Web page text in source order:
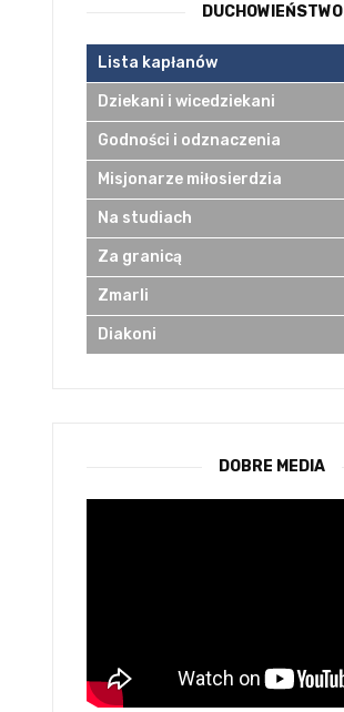
DUCHOWIEŃSTWO
Lista kapłanów
Dziekani i wicedziekani
Godności i odznaczenia
Misjonarze miłosierdzia
Na studiach
Za granicą
Zmarli
Diakoni
DOBRE MEDIA